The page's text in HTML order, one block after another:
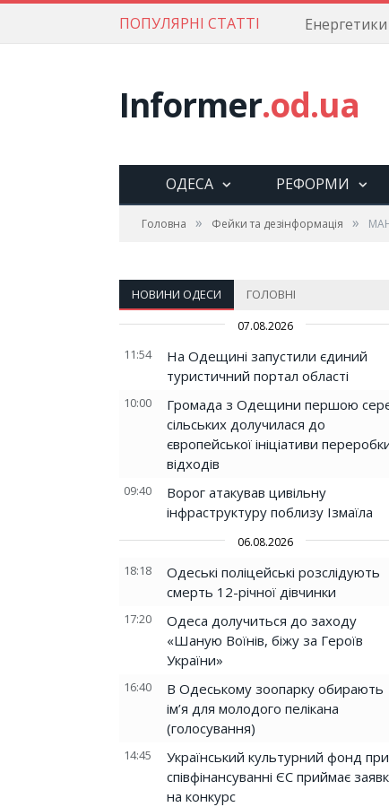
ПОПУЛЯРНІ СТАТТІ
Informer.od.ua
ОДЕСА РЕФОРМИ
Головна » Фейки та дезінформація »
НОВИНИ ОДЕСИ ГОЛОВНІ
07.08.2026
11:54
На Одещині запустили єдиний
туристичний портал області
10:00
Громада з Одещини першою
сільських долучилася до
європейської ініціативи
відходів
09:40
Ворог атакував цивільну
інфраструктуру поблизу Ізмаїла
06.08.2026
18:18
Одеські поліцейські розслідують
смерть 12-річної дівчинки
17:20
Одеса долучиться до заходу
«Шаную Воїнів, біжу за Героїв
України»
16:40
В Одеському зоопарку обирають
ім’я для молодого пелікана
(голосування)
14:45
Український культурний фонд при
співфінансуванні ЄС приймає
на конкурс